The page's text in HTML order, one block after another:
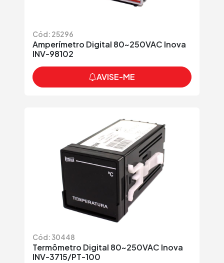
Cód: 25296
Amperímetro Digital 80~250VAC Inova
INV-98102
AVISE-ME
Cód: 30448
Termômetro Digital 80~250VAC Inova
INV-3715/PT-100